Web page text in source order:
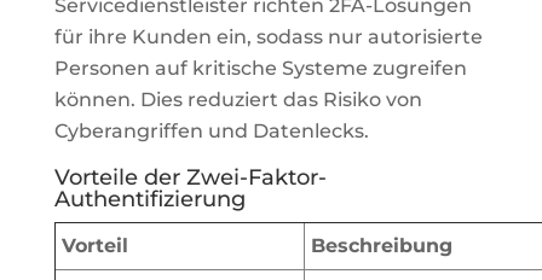
Servicedienstleister richten 2FA-Lösungen
für ihre Kunden ein, sodass nur autorisierte
Personen auf kritische Systeme zugreifen
können. Dies reduziert das Risiko von
Cyberangriffen und Datenlecks.
Vorteile der Zwei-Faktor-
Authentifizierung
Vorteil Beschreibung